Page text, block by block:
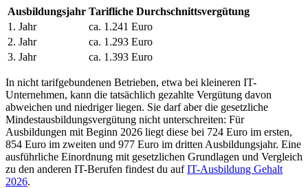
Ausbildungsjahr Tarifliche Durchschnittsvergütung
1. Jahr
ca. 1.241 Euro
2. Jahr
ca. 1.293 Euro
3. Jahr
ca. 1.393 Euro
In nicht tarifgebundenen Betrieben, etwa bei kleineren IT-
Unternehmen, kann die tatsächlich gezahlte Vergütung davon
abweichen und niedriger liegen. Sie darf aber die gesetzliche
Mindestausbildungsvergütung nicht unterschreiten: Für
Ausbildungen mit Beginn 2026 liegt diese bei 724 Euro im ersten,
854 Euro im zweiten und 977 Euro im dritten Ausbildungsjahr. Eine
ausführliche Einordnung mit gesetzlichen Grundlagen und Vergleich
zu den anderen IT-Berufen findest du aufIT-Ausbildung Gehalt
2026.